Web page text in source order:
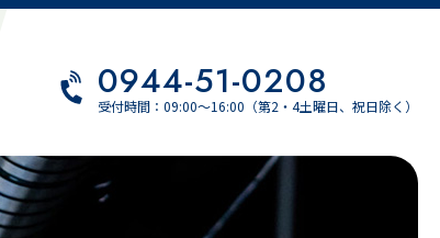
0944-51-0208
受付時間：09:00～16:00（第2・4土曜日、祝日除く）